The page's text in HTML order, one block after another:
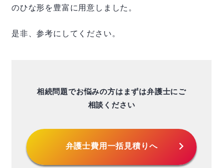
のひな形を豊富に用意しました。
是非、参考にしてください。
相続問題でお悩みの方はまずは弁護士にご
相談ください
弁護士費用一括見積りへ chevron_right